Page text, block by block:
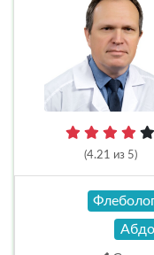
(4.21 из 5)